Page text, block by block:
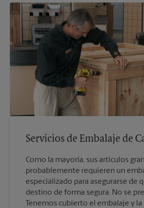
Servicios de Embalaje de
Como la mayoría, sus artículos
probablemente requieren un
especializado para asegurarse de
destino de forma segura. No se
Tenemos cubierto el embalaje y